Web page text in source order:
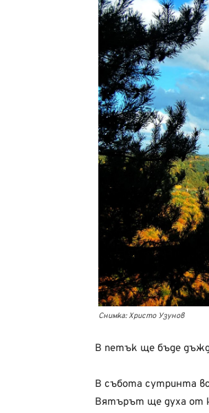
Снимка: Христо Узунов
В петък ще бъде
В събота сутринта
Вятърът ще духа от